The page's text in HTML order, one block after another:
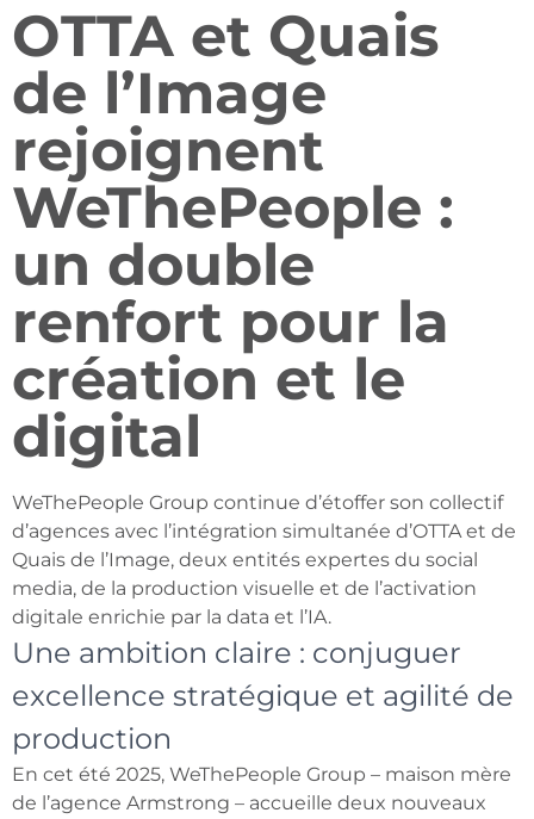
OTTA et Quais
de l’Image
rejoignent
WeThePeople :
un double
renfort pour la
création et le
digital
WeThePeople Group continue d’étoffer son collectif
d’agences avec l’intégration simultanée d’OTTA et de
Quais de l’Image, deux entités expertes du social
media, de la production visuelle et de l’activation
digitale enrichie par la data et l’IA.
Une ambition claire : conjuguer
excellence stratégique et agilité de
production
En cet été 2025, WeThePeople Group – maison mère
de l’agence Armstrong – accueille deux nouveaux